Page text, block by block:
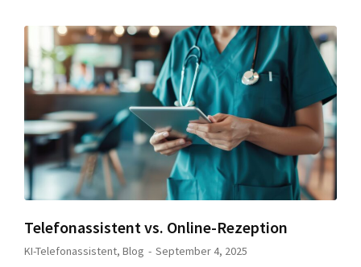
Telefonassistent vs. Online-Rezeption
KI-Telefonassistent, Blog September 4, 2025